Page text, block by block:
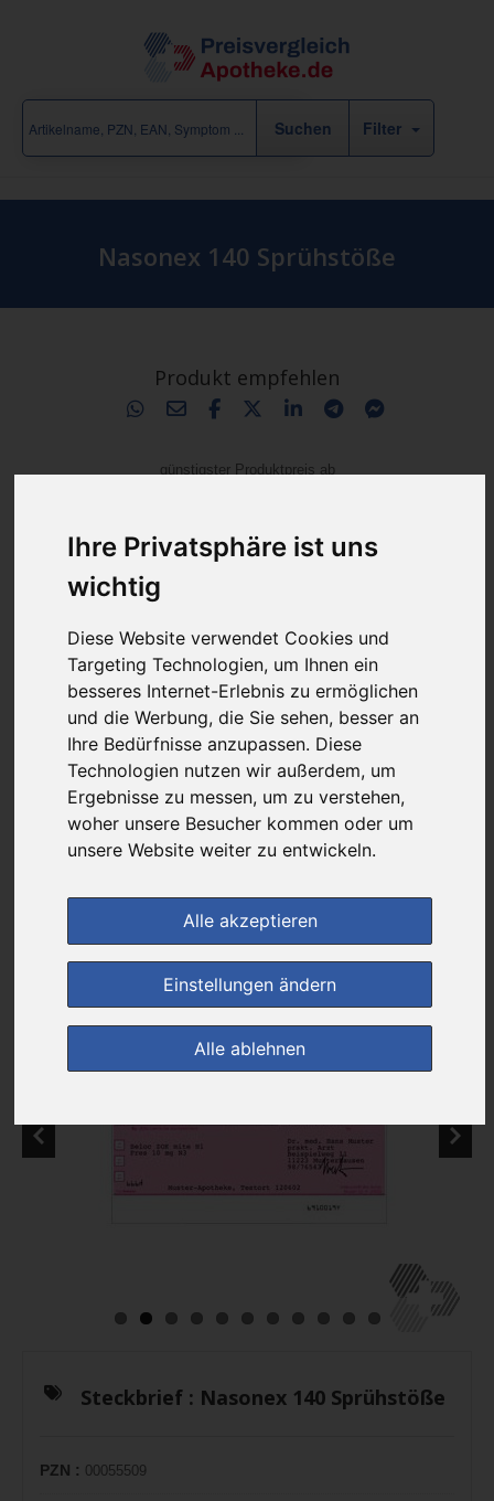
Ihre Privatsphäre ist uns
wichtig
Diese Website verwendet Cookies und
Targeting Technologien, um Ihnen ein
besseres Internet-Erlebnis zu ermöglichen
und die Werbung, die Sie sehen, besser an
Ihre Bedürfnisse anzupassen. Diese
Technologien nutzen wir außerdem, um
Ergebnisse zu messen, um zu verstehen,
woher unsere Besucher kommen oder um
unsere Website weiter zu entwickeln.
Alle akzeptieren
Einstellungen ändern
Alle ablehnen
Filter
Nasonex 140 Sprühstöße
Produkt empfehlen
günstigster Produktpreis ab
20,31 €
Rathaus Apotheke
versandkostenfrei
& inkl. MwSt.
Preis pro 1 G / 1,13 €
Daten vom 28.10.2025 09:18 Uhr
im Shop bestellen
zur Einkaufsliste
Steckbrief : Nasonex 140 Sprühstöße
PZN : 00055509